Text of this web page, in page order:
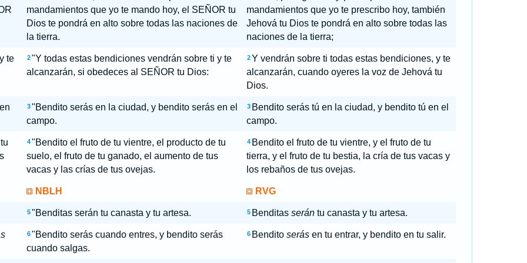
mandamientos que yo te mando hoy, el SEÑOR tu
Dios te pondrá en alto sobre todas las naciones de
la tierra.
mandamientos que yo te prescribo hoy, también
Jehová tu Dios te pondrá en alto sobre todas las
naciones de la tierra;
te 2 "Y todas estas bendiciones vendrán sobre ti y te
alcanzarán, si obedeces al SEÑOR tu Dios:
2 Y vendrán sobre ti todas estas bendiciones, y te
alcanzarán, cuando oyeres la voz de Jehová tu
Dios.
3 "Bendito serás en la ciudad, y bendito serás en el
campo.
3 Bendito serás tú en la ciudad, y bendito tú en el
campo.
4 "Bendito el fruto de tu vientre, el producto de tu
suelo, el fruto de tu ganado, el aumento de tus
vacas y las crías de tus ovejas.
4 Bendito el fruto de tu vientre, y el fruto de tu
tierra, y el fruto de tu bestia, la cría de tus vacas y
los rebaños de tus ovejas.
NBLH RVG
5 "Benditas serán tu canasta y tu artesa. 5 Benditas serántu canasta y tu artesa.
6 "Bendito serás cuando entres, y bendito serás
cuando salgas.
6 Bendito serásen tu entrar, y bendito en tu salir.